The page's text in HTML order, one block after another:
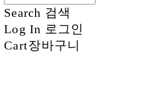
Search 검색
Log In 로그인
Cart장바구니